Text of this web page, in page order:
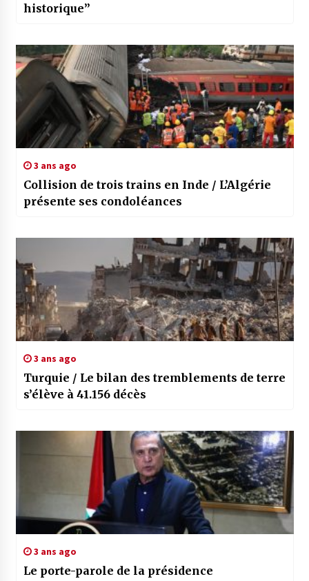
historique”
3 ans ago
Collision de trois trains en Inde / L’Algérie
présente ses condoléances
3 ans ago
Turquie / Le bilan des tremblements de terre
s’élève à 41.156 décès
3 ans ago
Le porte-parole de la présidence